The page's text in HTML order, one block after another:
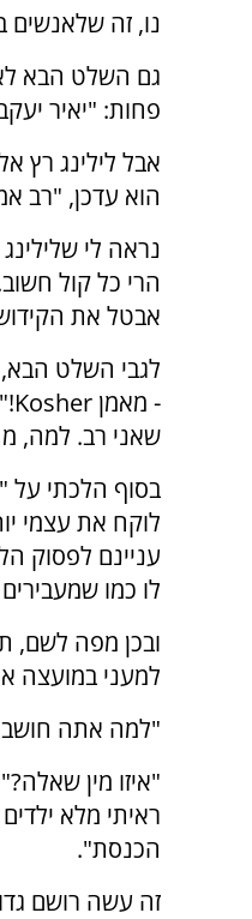
נו, זה שלאנשים
גם השלט הבא
פחות: "יאיר
אבל לילינג רץ
הוא עדכן, "רב
נראה לי
הרי כל קול
אבטל את
לגבי השלט הבא,
- מאמן Kosher
שאני רב. למה,
בסוף הלכתי על
לוקח את עצמי
עניינם לפסוק
לו כמו
ובכן מפה לשם,
למעני במועצה
"למה אתה חושב
"איזו מין
ראיתי מלא
הכנסת".
זה עשה רושם